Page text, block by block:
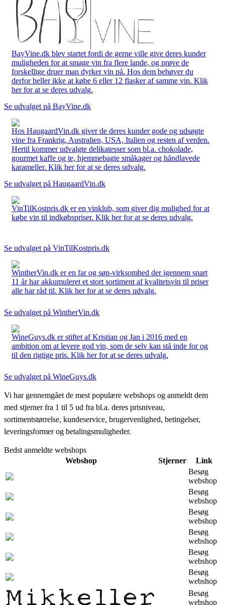
BayVine.dk blev startet fordi de gerne ville give deres kunder
muligheden for at smage vin fra flere lande, og prøve de
forskellige druer man dyrker vin på. Hos dem behøver du
derfor heller ikke at købe 6 eller 12 flasker af samme vin. Klik
her for at se deres udvalg.
Se udvalget på BayVine.dk
Hos HaugaardVin.dk giver de deres kunder gode og udsøgte
vine fra Frankrig, Australien, USA, Italien og resten af verden.
Hertil kommer udvalgte delikatesser som bl.a. chokolade,
gourmet kaffe og te, hjemmebagte småkager og håndlavede
karameller. Klik her for at se deres udvalg.
Se udvalget på HaugaardVin.dk
VinTilKostpris.dk er en vinklub, som giver dig mulighed for at
købe vin til indkøbspriser. Klik her for at se deres udvalg.
Se udvalget på VinTilKostpris.dk
WintherVin.dk er en far og søn-virksomhed der igennem snart
11 år har akkumuleret et stort sortiment af kvalitetsvin til priser
alle har råd til. Klik her for at se deres udvalg.
Se udvalget på WintherVin.dk
WineGuys.dk er stiftet af Kristian og Jan i 2016 med en
ambition om at levere god vin, som de selv kan stå inde for og
til den rigtige pris. Klik her for at se deres udvalg.
Se udvalget på WineGuys.dk
Vi har gennemgået de mest populære webshops og anmeldt dem
med stjerner fra 1 til 5 ud fra bl.a. deres prisniveau,
sortimentstørrelse, kundeservice, brugervenlighed, betingelser,
leveringsformer og betalingsmuligheder.
Bedst anmeldte webshops
Webshop
Stjerner
Link
Besøg
webshop
Besøg
webshop
Besøg
webshop
Besøg
webshop
Besøg
webshop
Besøg
webshop
Besøg
webshop